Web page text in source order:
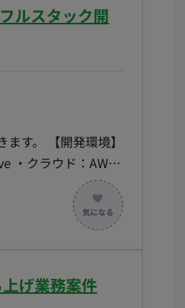
ルスタック開
す。 【開発環境】
・クラウド：AWS
げ業務案件